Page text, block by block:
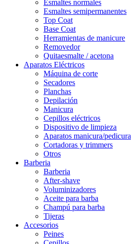
Esmaltes normales
Esmaltes semipermanentes
Top Coat
Base Coat
Herramientas de manicure
Removedor
Quitaesmalte / acetona
Aparatos Eléctricos
Máquina de corte
Secadores
Planchas
Depilación
Manicura
Cepillos eléctricos
Dispositivo de limpieza
Aparatos manicura/pedicura
Cortadoras y trimmers
Otros
Barberia
Barberia
After-shave
Voluminizadores
Aceite para barba
Champú para barba
Tijeras
Accesorios
Peines